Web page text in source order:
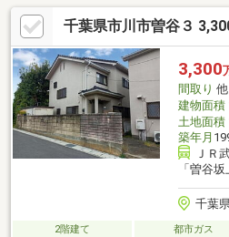
部分各居室前の廊下スペースが広く確
家族の憩いの場としても使えるスペー
＜バルコニー水栓＞■録画機能付カラ
ースペース
千葉県市川市曽谷３
3,300
間取り 他
建物面積
土地面積
築年月
ＪＲ
「曽谷
千葉
2階建て 都市ガス